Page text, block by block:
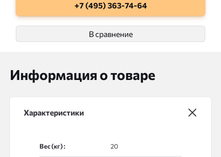
+7 (495) 363-74-64
В сравнение
Информация о товаре
Характеристики
Вес (кг) :